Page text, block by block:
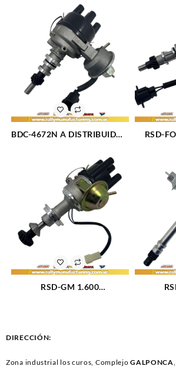
CJ7 – CJ8 – WAGONEER –
CHEROKEE M232 (3.8L)
M258 (4.2L) (72-90) 6CIL
TIPO GM (175)
BDC-4672N A DISTRIBUIDOR
MUSTANG – GRANADA
M200 (3.3) – 250 (4.1) (75-83)
6CIL TAPA NORMAL (2383)
RSD-
F150
(75-
RSD-GM 1.600
DIRECCIÓN:
Zona industrial los curos, ComplejoGALPONCA